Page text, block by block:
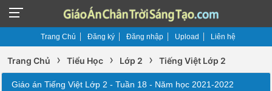
Trang Chủ Đăng ký Đăng nhập Upload Liên hệ
Trang Chủ › Tiểu Học › Lớp 2 › Tiếng Việt Lớp 2
Giáo án Tiếng Việt Lớp 2 - Tuần 18 - Năm học 2021-2022